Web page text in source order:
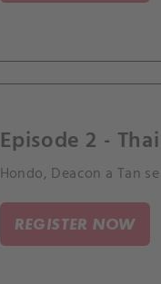
Episode 2 -
Hondo, Deacon a Tan
REGISTER NOW